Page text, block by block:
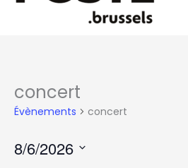
concert
Évènements concert
8/6/2026